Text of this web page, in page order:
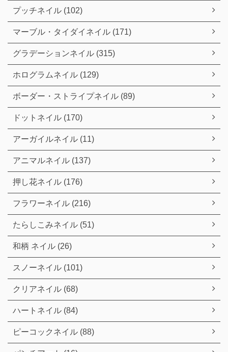
プッチネイル (102)
マーブル・タイダイネイル (171)
グラデーションネイル (315)
ホログラムネイル (129)
ボーダー・ストライプネイル (89)
ドットネイル (170)
アーガイルネイル (11)
アニマルネイル (137)
押し花ネイル (176)
フラワーネイル (216)
たらしこみネイル (51)
和柄 ネイル (26)
スノーネイル (101)
クリアネイル (68)
ハートネイル (84)
ピーコックネイル (88)